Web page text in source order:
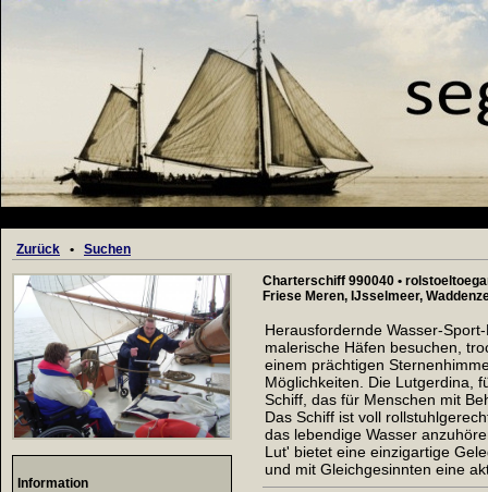
Zurück • Suchen
Information
Charterschiff 990040 •
Friese Meren, IJsselmeer,
Herausfordernde Wasser-
malerische Häfen besuchen,
einem prächtigen
Möglichkeiten. Die Lutgerdina,
Schiff, das für Menschen mit
Das Schiff ist voll
das lebendige Wasser
Lut' bietet eine einzigartige
und mit Gleichgesinnten eine